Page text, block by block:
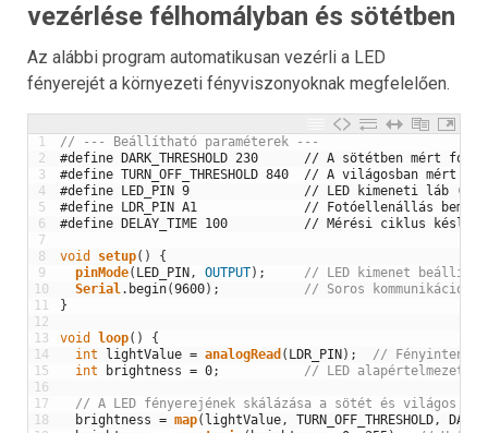
vezérlése félhomályban és sötétben
Az alábbi program automatikusan vezérli a LED
fényerejét a környezeti fényviszonyoknak megfelelően.
1
2
3
4
5
6
7
8
9
10
11
12
13
14
15
16
17
18
// --- Beállítható paraméterek ---
#define DARK_THRESHOLD 230      // A sötétben mért
#define TURN_OFF_THRESHOLD 840  // A világosban
#define LED_PIN 9               // LED kimeneti láb
#define LDR_PIN A1              // Fotóellenállás
#define DELAY_TIME 100          // Mérési ciklus
void setup( )
{
pinMode( LED_PIN , OUTPUT) ;
// LED kimenet
Serial. begin(9600) ;
// Soros kommunikáció
}
void loop( )
{
int
lightValue = analogRead ( LDR_PIN ) ;
//
int
brightness = 0; // LED alapértelmezett
// A LED fényerejének skálázása a sötét és világos
brightness = map( lightValue, TURN_OFF_THRESHOLD,